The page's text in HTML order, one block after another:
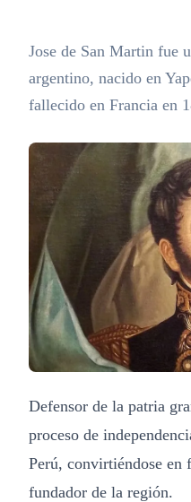
Jose de San Martin fue
argentino, nacido en
fallecido en Francia en
Defensor de la patria
proceso de
Perú, convirtiéndose en
fundador de la región.